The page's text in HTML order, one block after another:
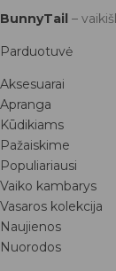
BunnyTail –
Parduotuvė
Aksesuarai
Apranga
Kūdikiams
Pažaiskime
Populiariausi
Vaiko kambarys
Vasaros kolekcija
Naujienos
Nuorodos